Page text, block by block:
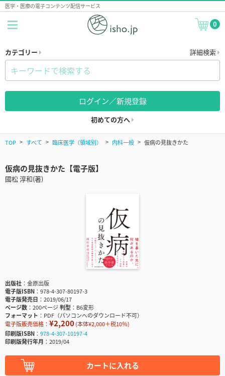
医学・医療の電子コンテンツ配信サービス
0
カテゴリー 詳細検索
ログイン／新規登録
初めての方へ
TOP すべて 臨床医学（領域別） 内科一般 仮病の見抜きかた
仮病の見抜きかた【電子版】
國松 淳和(著)
出版社
金原出版
電子版ISBN
978-4-307-80197-3
電子版発売日
2019/06/17
ページ数
200ページ判型
B6変形
フォーマット
PDF（パソコンへのダウンロード不可）
電子版販売価格： ¥2,200(本体¥2,000＋税10％)
印刷版ISBN
978-4-307-10197-4
印刷版発行年月
2019/04
カートに入れる